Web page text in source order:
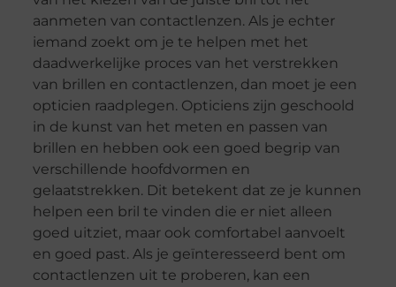
aanmeten van contactlenzen. Als je echter
iemand zoekt om je te helpen met het
daadwerkelijke proces van het verstrekken
van brillen en contactlenzen, dan moet je een
opticien raadplegen. Opticiens zijn geschoold
in de kunst van het meten en passen van
brillen en hebben ook een goed begrip van
verschillende hoofdvormen en
gelaatstrekken. Dit betekent dat ze je kunnen
helpen een bril te vinden die er niet alleen
goed uitziet, maar ook comfortabel aanvoelt
en goed past. Als je geïnteresseerd bent om
contactlenzen uit te proberen, kan een